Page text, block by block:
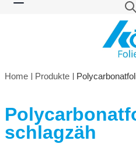
Home Produkte
schlagzäh